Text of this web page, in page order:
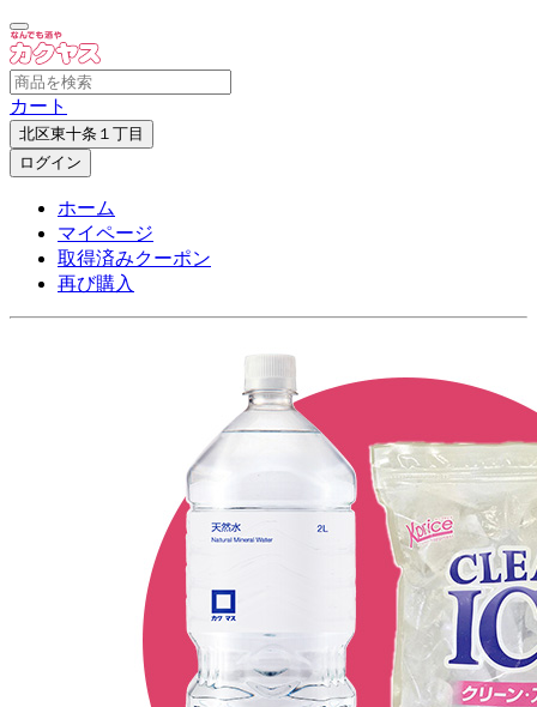
カート
北区東十条１丁目
ログイン
ホーム
マイページ
取得済みクーポン
再び購入